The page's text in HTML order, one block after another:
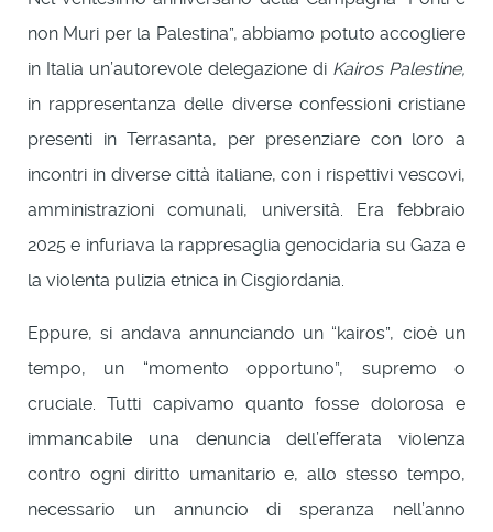
non Muri per la Palestina”, abbiamo potuto accogliere
in Italia un’autorevole delegazione di Kairos Palestine,
in rappresentanza delle diverse confessioni cristiane
presenti in Terrasanta, per presenziare con loro a
incontri in diverse città italiane, con i rispettivi vescovi,
amministrazioni comunali, università. Era febbraio
2025 e infuriava la rappresaglia genocidaria su Gaza e
la violenta pulizia etnica in Cisgiordania.
Eppure, si andava annunciando un “kairos”, cioè un
tempo, un “momento opportuno”, supremo o
cruciale. Tutti capivamo quanto fosse dolorosa e
immancabile una denuncia dell’efferata violenza
contro ogni diritto umanitario e, allo stesso tempo,
necessario un annuncio di speranza nell’anno